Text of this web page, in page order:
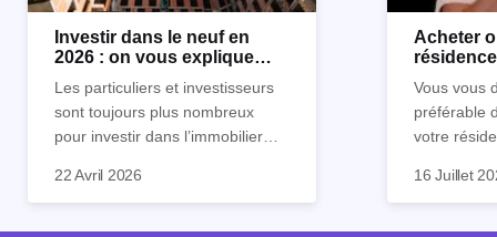
Investir dans le neuf en
2026 : on vous explique
Les particuliers et investisseurs
sont toujours plus nombreux
pour investir dans l’immobilier
nombreux avantages à choisir ce
22 Avril 2026
Acheter
Vous vous
préférable
votre
pour
16 Juillet